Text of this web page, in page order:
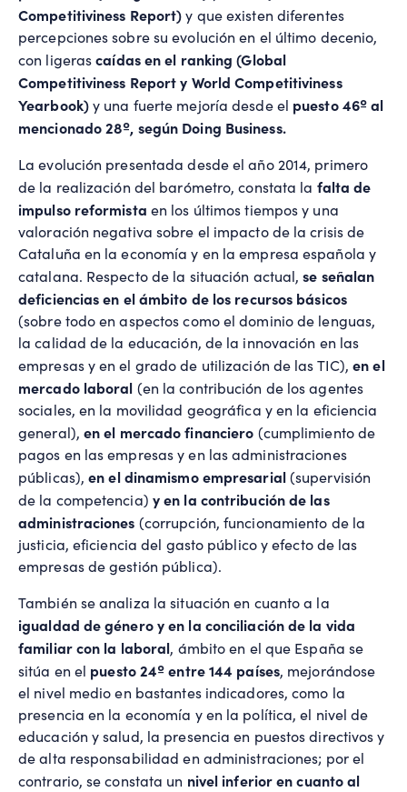
Competitiviness Report)y que existen diferentes
percepciones sobre su evolución en el último decenio,
con ligerascaídas en el ranking (Global
Competitiviness Report y World Competitiviness
Yearbook)y una fuerte mejoría desde el puesto 46º al
mencionado 28º, según Doing Business.
La evolución presentada desde el año 2014, primero
de la realización del barómetro, constata la falta de
impulso reformista en los últimos tiempos y una
valoración negativa sobre el impacto de la crisis de
Cataluña en la economía y en la empresa española y
catalana. Respecto de la situación actual,se señalan
deficiencias en el ámbito de los recursos básicos
(sobre todo en aspectos como el dominio de lenguas,
la calidad de la educación, de la innovación en las
empresas y en el grado de utilización de las TIC),en el
mercado laboral (en la contribución de los agentes
sociales, en la movilidad geográfica y en la eficiencia
general), en el mercado financiero (cumplimiento de
pagos en las empresas y en las administraciones
públicas),en el dinamismo empresarial(supervisión
de la competencia) y en la contribución de las
administraciones (corrupción, funcionamiento de la
justicia, eficiencia del gasto público y efecto de las
empresas de gestión pública).
También se analiza la situación en cuanto a la
igualdad de género y en la conciliación de la vida
familiar con la laboral, ámbito en el que España se
sitúa en el puesto 24º entre 144 países, mejorándose
el nivel medio en bastantes indicadores, como la
presencia en la economía y en la política, el nivel de
educación y salud, la presencia en puestos directivos y
de alta responsabilidad en administraciones; por el
contrario, se constata un nivel inferior en cuanto al